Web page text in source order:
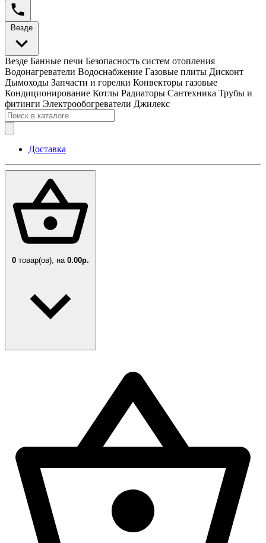
Везде
Везде Банные печи Безопасность систем отопления
Водонагреватели Водоснабжение Газовые плиты Дисконт
Дымоходы Запчасти и горелки Конвекторы газовые
Кондиционирование Котлы Радиаторы Сантехника Трубы и
фитинги Электрообогреватели Джилекс
Доставка
0 товар(ов), на 0.00р.